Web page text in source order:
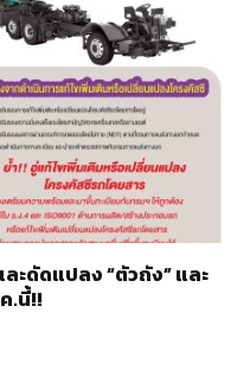
ะดัดแปลง “ตัวถัง” และ
.นี้!!